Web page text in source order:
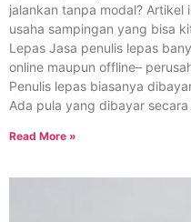
jalankan tanpa modal? Artikel
usaha sampingan yang bisa
Lepas Jasa penulis lepas
online maupun offline–
Penulis lepas biasanya
Ada pula yang dibayar
Read More »